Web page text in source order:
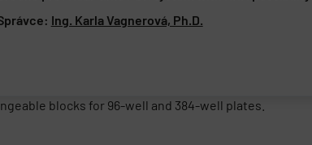
Ing. Karla Vagnerová, Ph.D.
blocks for 96-well and 384-well plates.